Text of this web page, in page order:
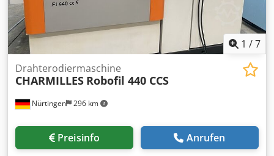
1 /7
Nürtingen 296 km
Drahterodiermaschine
CHARMILLES Robofil 440 CCS
Preisinfo Anrufen